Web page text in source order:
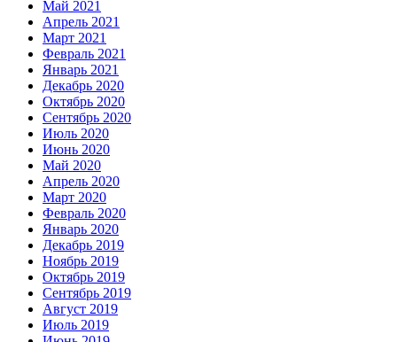
Май 2021
Апрель 2021
Март 2021
Февраль 2021
Январь 2021
Декабрь 2020
Октябрь 2020
Сентябрь 2020
Июль 2020
Июнь 2020
Май 2020
Апрель 2020
Март 2020
Февраль 2020
Январь 2020
Декабрь 2019
Ноябрь 2019
Октябрь 2019
Сентябрь 2019
Август 2019
Июль 2019